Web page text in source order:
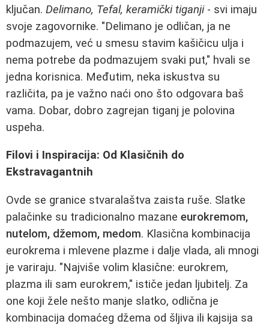
ključan. Delimano, Tefal, keramički tiganji- svi imaju
svoje zagovornike. "Delimano je odličan, ja ne
podmazujem, već u smesu stavim kašičicu ulja i
nema potrebe da podmazujem svaki put," hvali se
jedna korisnica. Međutim, neka iskustva su
različita, pa je važno naći ono što odgovara baš
vama. Dobar, dobro zagrejan tiganj je polovina
uspeha.
Filovi i Inspiracija: Od Klasičnih do
Ekstravagantnih
Ovde se granice stvaralaštva zaista ruše. Slatke
palačinke su tradicionalno mazane eurokremom,
nutelom, džemom, medom. Klasična kombinacija
eurokrema i mlevene plazme i dalje vlada, ali mnogi
je variraju. "Najviše volim klasične: eurokrem,
plazma ili sam eurokrem," ističe jedan ljubitelj. Za
one koji žele nešto manje slatko, odlična je
kombinacija domaćeg džema od šljiva ili kajsija sa